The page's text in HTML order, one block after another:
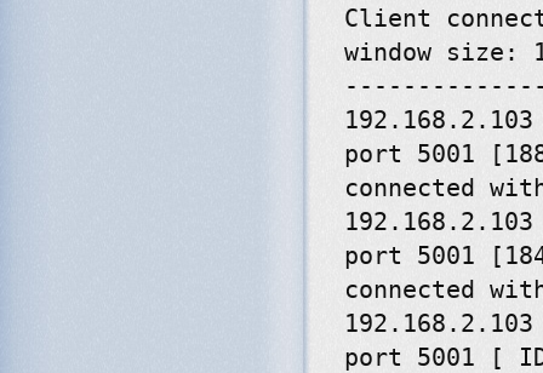
Client
window
port 5001
connected
port 5001
connected
port 5001 [